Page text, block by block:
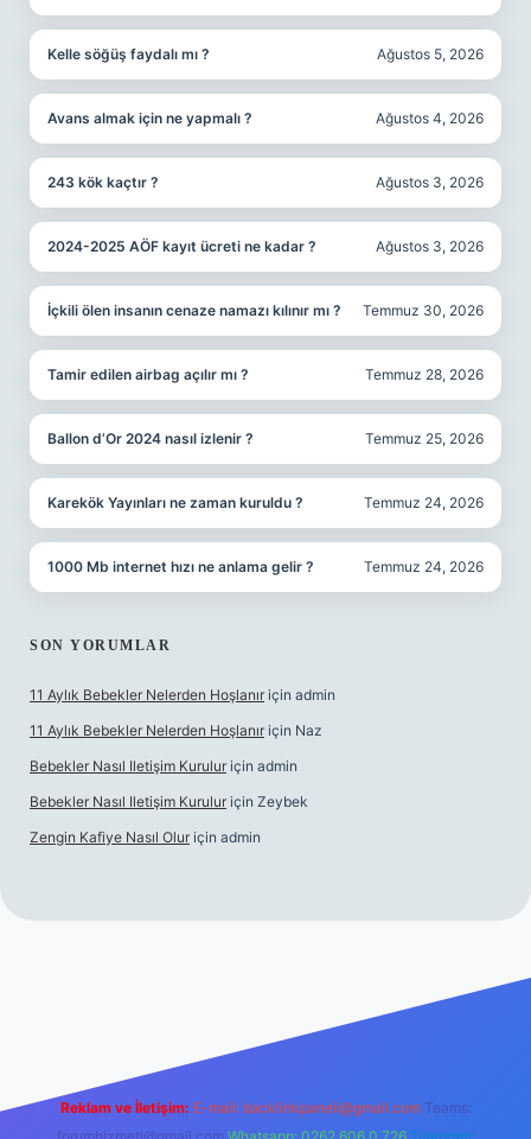
Kelle söğüş faydalı mı ? Ağustos 5, 2026
Avans almak için ne yapmalı ? Ağustos 4, 2026
243 kök kaçtır ? Ağustos 3, 2026
2024-2025 AÖF kayıt ücreti ne kadar ? Ağustos 3, 2026
İçkili ölen insanın cenaze namazı kılınır mı ? Temmuz 30, 2026
Tamir edilen airbag açılır mı ? Temmuz 28, 2026
Ballon d’Or 2024 nasıl izlenir ? Temmuz 25, 2026
Karekök Yayınları ne zaman kuruldu ? Temmuz 24, 2026
1000 Mb internet hızı ne anlama gelir ? Temmuz 24, 2026
SON YORUMLAR
11 Aylık Bebekler Nelerden Hoşlanır için admin
11 Aylık Bebekler Nelerden Hoşlanır için Naz
Bebekler Nasıl Iletişim Kurulur için admin
Bebekler Nasıl Iletişim Kurulur için Zeybek
Zengin Kafiye Nasıl Olur için admin
Reklam ve İletişim: E-mail: backlinkpaneli@gmail.com Teams: